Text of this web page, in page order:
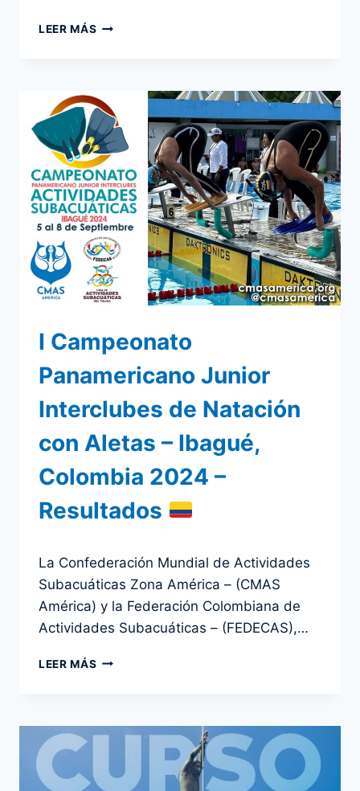
LEER MÁS
CLUBES
DE
HOCKEY
SUBACUÁTICO
2024.
MEDELLÍN,
COLOMBIA
–
RESULTADOS
I Campeonato
Panamericano Junior
Interclubes de Natación
con Aletas – Ibagué,
Colombia 2024 –
Resultados
admin
La Confederación Mundial de Actividades
Subacuáticas Zona América – (CMAS
América) y la Federación Colombiana de
Actividades Subacuáticas – (FEDECAS),…
LEER MÁS
INTERCLUBES
CON